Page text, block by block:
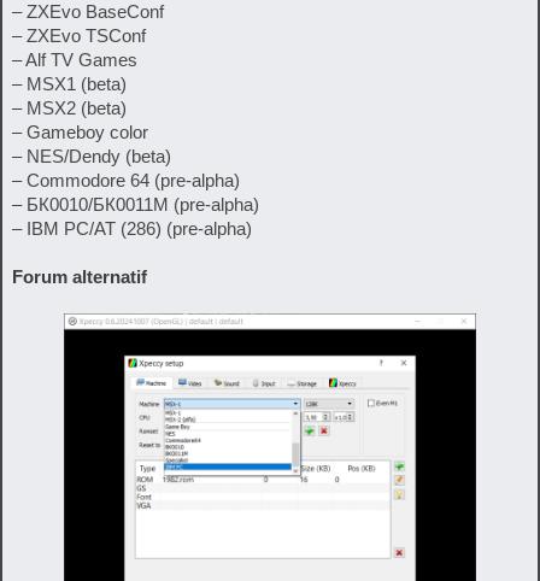
– ZXEvo BaseConf
– ZXEvo TSConf
– Alf TV Games
– MSX1 (beta)
– MSX2 (beta)
– Gameboy color
– NES/Dendy (beta)
– Commodore 64 (pre-alpha)
– БК0010/БК0011M (pre-alpha)
– IBM PC/AT (286) (pre-alpha)
Forum alternatif